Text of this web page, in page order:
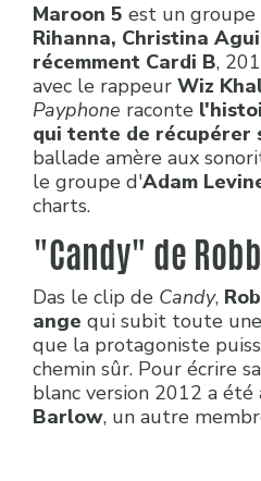
Maroon 5 est un groupe
Rihanna, Christina
récemment Cardi B,
avec le rappeur Wiz
Payphone raconte
qui tente de récupérer
ballade amère aux
le groupe d'Adam
charts.
"Candy"de
Das le clip de Candy,
ange qui subit toute
que la protagoniste
chemin sûr. Pour écrire
blanc version 2012 a été
Barlow, un autre